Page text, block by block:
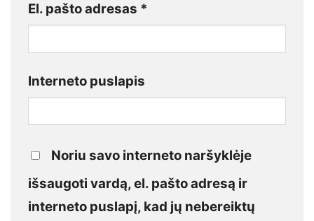
El. pašto adresas *
Interneto puslapis
Noriu savo interneto naršyklėje
išsaugoti vardą, el. pašto adresą ir
interneto puslapį, kad jų nebereiktų